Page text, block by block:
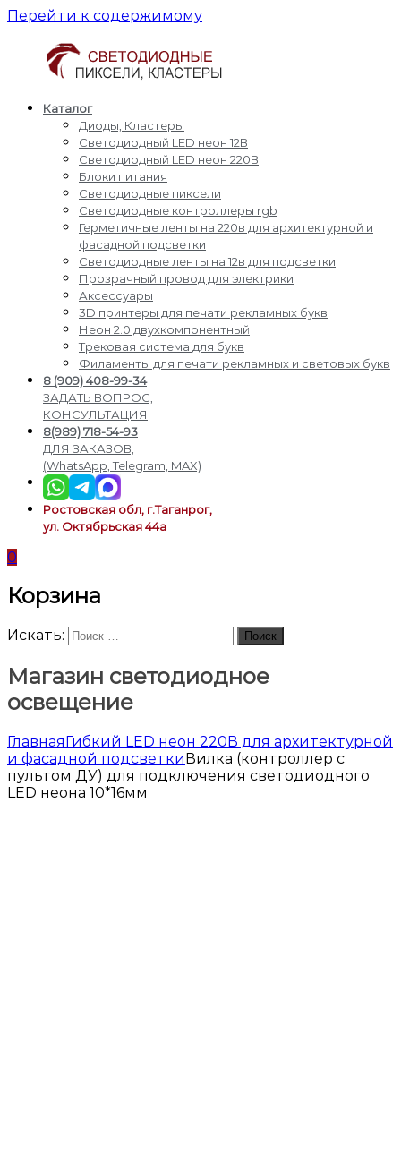
Перейти к содержимому
Светодиодные
пиксели
кластеры
Производство
доставка
светодиодные
пиксели,
кластеры,
светодиодный
питания,
светодиодные
контроллеры
прожекторы
подсветки
Каталог
Диоды, Кластеры
Светодиодный LED неон 12В
Светодиодный LED неон 220В
Блоки питания
Светодиодные пиксели
Светодиодные контроллеры rgb
Герметичные ленты на 220в для архитектурной и
фасадной подсветки
Светодиодные ленты на 12в для подсветки
Прозрачный провод для электрики
Аксессуары
3D принтеры для печати рекламных букв
Неон 2.0 двухкомпонентный
Трековая система для букв
Филаменты для печати рекламных и световых букв
8 (909) 408-99-34
ЗАДАТЬ ВОПРОС,
КОНСУЛЬТАЦИЯ
8(989) 718-54-93
ДЛЯ ЗАКАЗОВ,
(WhatsApp, Telegram, MAX)
Ростовская обл, г.Таганрог,
ул. Октябрьская 44а
0
Корзина
Искать: Поиск
Магазин светодиодное
освещение
ГлавнаяГибкий LED неон 220В для архитектурной
и фасадной подсветкиВилка (контроллер с
пультом ДУ) для подключения светодиодного
LED неона 10*16мм